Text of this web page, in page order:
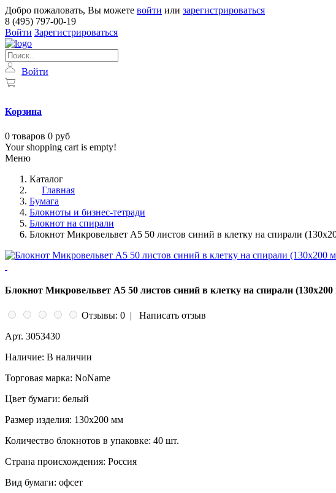
Добро пожаловать, Вы можете войти или зарегистрироваться
8 (495) 797-00-19
Войти Зарегистрироваться
Войти
Корзина
0 товаров 0 руб
Your shopping cart is empty!
Меню
Каталог
Главная
Бумага
Блокноты и бизнес-тетради
Блокнот на спирали
Блокнот Микровельвет A5 50 листов синий в клетку на спирали
Блокнот Микровельвет A5 50 листов синий в клетку на спирали
Отзывы: 0 |
Написать отзыв
Арт. 3053430
Наличие: В наличии
Торговая марка: NoName
Цвет бумаги: белый
Размер изделия: 130x200 мм
Количество блокнотов в упаковке: 40 шт.
Страна происхождения: Россия
Вид бумаги: офсeт